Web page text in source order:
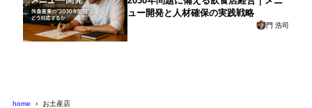
ュー開発と人材確保の実践戦略
門 浩司
home お土産店